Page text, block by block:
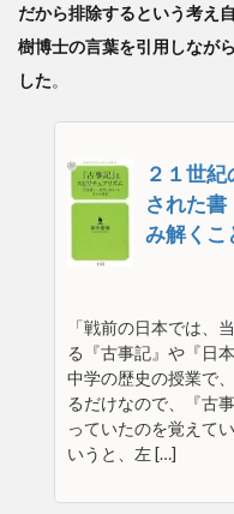
だから排除するという考え
樹博士の言葉を引用しなが
した。
２１世
された
み解くこ
「戦前の日本では、
る『古事記』や『日
中学の歴史の授業で
るだけなので、『古
っていたのを覚えて
いうと、左 […]